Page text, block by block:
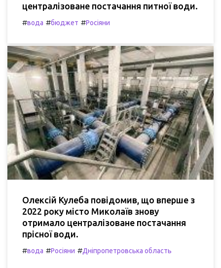
централізоване постачання питної води.
#вода #бюджет #Росіяни
Олексій Кулеба повідомив, що вперше з
2022 року місто Миколаїв знову
отримало централізоване постачання
прісної води.
#вода #Росіяни #Дніпропетровська область